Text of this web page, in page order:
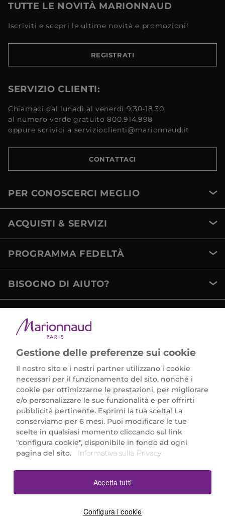
TUTTE LE NOVITÀ MARIONNAUD
Iscriviti e scopri le ultime novità e promozioni!
REGISTRATI
SERVIZIO CLIENTI:
Chiamaci dal lunedì al venerdì 9:30-18:30
al numero verde gratuito 800.914.998
oppure scrivici a servizioclienti@marionnaud.it
CONTATTACI
PER CONOSCERCI MEGLIO
ACQUISTI & SERVIZI
PROGRAMMA FEDELTÀ
BISOGNO DI AIUTO?
Marionnaud Parfumeries Italia S.r.l.
Largo Fiera Milano 5, 20017 Rho (MI)
REA Milano 1650024 con P.IVA 13425220152.
SCARICA LA NOSTRA APP
Gestione delle preferenze sui cookie
Il nostro sito e i nostri partner utilizzano i cookie
necessari per il funzionamento del sito, nonché i
cookie per ottimizzarne le prestazioni, per migliorare
e/o personalizzare le sue funzionalità e per offrirti
pubblicità pertinente. Esprimi la tua scelta! La
conserviamo per 6 mesi. Puoi modificare le tue
scelte in qualsiasi momento cliccando sul link
"configura cookie", disponibile in fondo ad ogni
pagina del sito.
Informativa sulla Privacy
Configura i cookie
Accetta tutti